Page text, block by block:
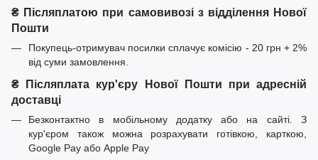
₴ Післяплатою при самовивозі з відділення Нової
Пошти
Покупець-отримувач посилки сплачує комісію - 20 грн + 2%
від суми замовлення.
₴ Післяплата кур'єру Нової Пошти при адресній
доставці
Безконтактно в мобільному додатку або на сайті. З
кур'єром також можна розрахувати готівкою, карткою,
Google Pay або Apple Pay